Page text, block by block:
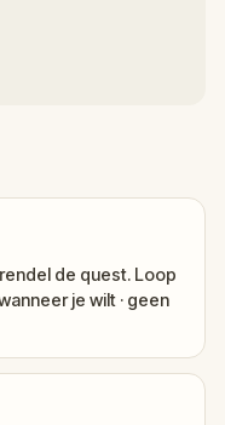
de quest. Loop
je wilt · geen